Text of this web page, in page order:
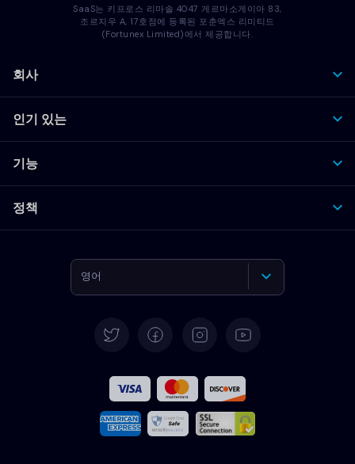
SaaS는 키프로스 리마솔 4047 게르마소게이아 83,
조르지우 A, 17호점에 등록된 포춘엑스 리미티드
(Fortunex Limited)에서 제공합니다.
회사
인기 있는
기능
정책
영어
프랑스어
이탈리아어